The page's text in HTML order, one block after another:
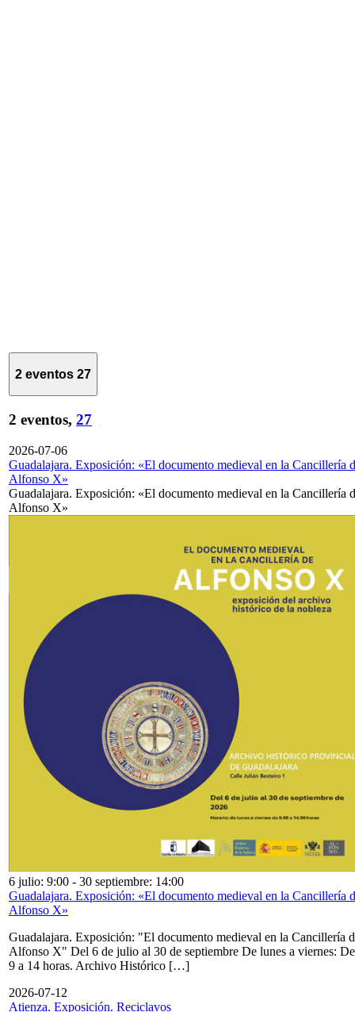
2 eventos 27
2 eventos, 27
2026-07-06
Guadalajara. Exposición: «El documento medieval en la Cancillería
Alfonso X»
Guadalajara. Exposición: «El documento medieval en la Cancillería
Alfonso X»
6 julio: 9:00 - 30 septiembre: 14:00
Guadalajara. Exposición: «El documento medieval en la Cancillería
Alfonso X»
Guadalajara. Exposición: "El documento medieval en la Cancillería
Alfonso X" Del 6 de julio al 30 de septiembre De lunes a viernes: De
9 a 14 horas. Archivo Histórico […]
2026-07-12
Atienza. Exposición. Reciclavos